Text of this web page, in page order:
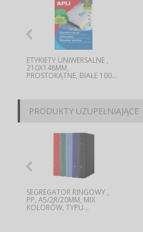
ETYKIETY UNIWERSALNE ,
210X148MM,
PROSTOKĄTNE, BIAŁE 100...
PRODUKTY UZUPEŁNIAJĄCE
SEGREGATOR RINGOWY ,
PP, A5/2R/20MM, MIX
KOLORÓW, TYPU...